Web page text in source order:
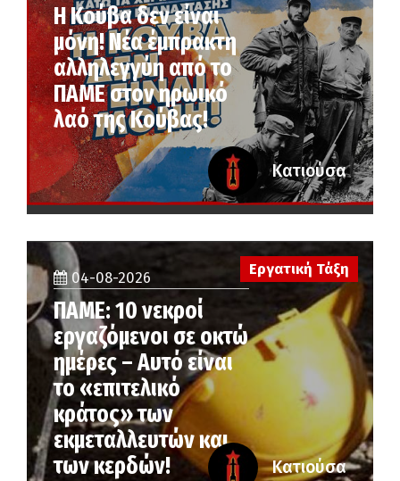
Η Κούβα δεν είναι
μόνη! Νέα έμπρακτη
αλληλεγγύη από το
ΠΑΜΕ στον ηρωικό
λαό της Κούβας!
Κατιούσα
04-08-2026
ΠΑΜΕ: 10 νεκροί
εργαζόμενοι σε οκτώ
ημέρες – Αυτό είναι
το «επιτελικό
κράτος» των
εκμεταλλευτών και
των κερδών!
Εργατική Τάξη
Κατιούσα